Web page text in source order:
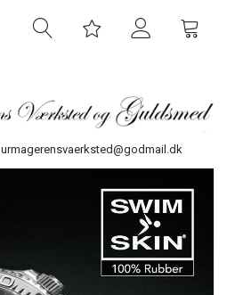
urmagerensvaerksted@godmail.dk